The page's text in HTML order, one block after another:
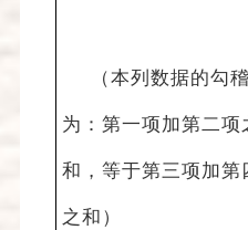
（本列数据的勾
为：第一项加第二项
和，等于第三项加第
之和）